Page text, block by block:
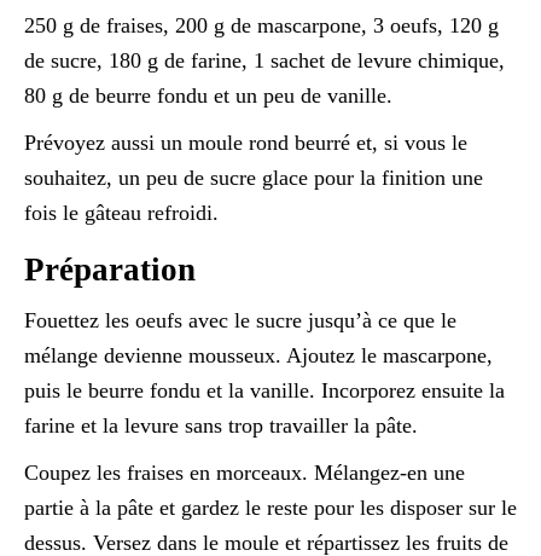
250 g de fraises, 200 g de mascarpone, 3 oeufs, 120 g
de sucre, 180 g de farine, 1 sachet de levure chimique,
80 g de beurre fondu et un peu de vanille.
Prévoyez aussi un moule rond beurré et, si vous le
souhaitez, un peu de sucre glace pour la finition une
fois le gâteau refroidi.
Préparation
Fouettez les oeufs avec le sucre jusqu’à ce que le
mélange devienne mousseux. Ajoutez le mascarpone,
puis le beurre fondu et la vanille. Incorporez ensuite la
farine et la levure sans trop travailler la pâte.
Coupez les fraises en morceaux. Mélangez-en une
partie à la pâte et gardez le reste pour les disposer sur le
dessus. Versez dans le moule et répartissez les fruits de